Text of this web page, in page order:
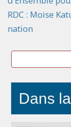
RDC : Moise
nation
Dans